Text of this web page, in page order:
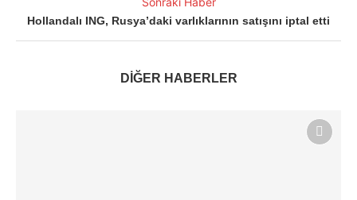
Hollandalı ING, Rusya’daki varlıklarının satışını iptal etti
DİĞER HABERLER